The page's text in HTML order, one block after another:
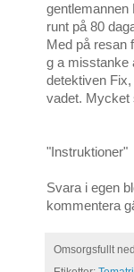
gentlemannen
runt på 80
Med på resan
g a misstanke
detektiven
vadet. Mycket
"Instruktioner"
Svara i egen
kommentera
Omsorgsfullt